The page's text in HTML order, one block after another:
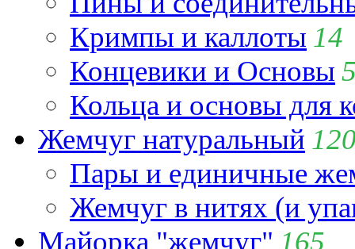
Кримпы и каллоты 14
Концевики и Основы
Кольца и основы для
Жемчуг натуральный
Пары и единичные
Жемчуг в нитях (и
Майорка "жемчуг" 165